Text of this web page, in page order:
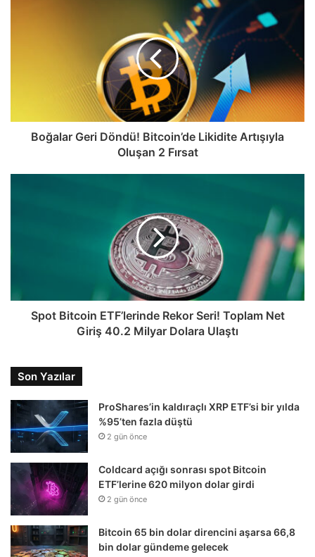
Boğalar Geri Döndü! Bitcoin’de Likidite Artışıyla
Oluşan 2 Fırsat
Spot Bitcoin ETF’lerinde Rekor Seri! Toplam Net
Giriş 40.2 Milyar Dolara Ulaştı
Son Yazılar
ProShares’in kaldıraçlı XRP ETF’si bir yılda
%95’ten fazla düştü
2 gün önce
Coldcard açığı sonrası spot Bitcoin
ETF’lerine 620 milyon dolar girdi
2 gün önce
Bitcoin 65 bin dolar direncini aşarsa 66,8
bin dolar gündeme gelecek